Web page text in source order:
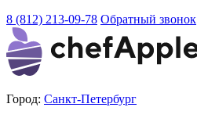
8 (812) 213-09-78 Обратный звонок
Город: Санкт-Петербург